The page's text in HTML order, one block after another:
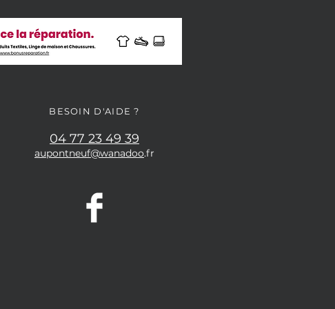
BESOIN D'AIDE ?
04 77 23 49 39
aupontneuf@wanadoo.fr